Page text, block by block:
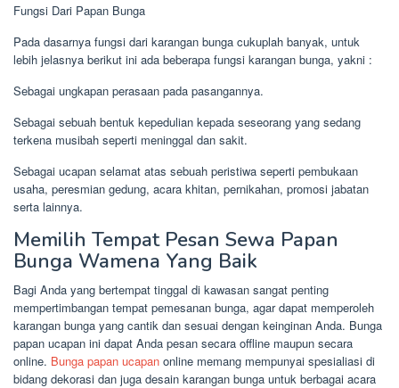
Fungsi Dari Papan Bunga
Pada dasarnya fungsi dari karangan bunga cukuplah banyak, untuk
lebih jelasnya berikut ini ada beberapa fungsi karangan bunga, yakni :
Sebagai ungkapan perasaan pada pasangannya.
Sebagai sebuah bentuk kepedulian kepada seseorang yang sedang
terkena musibah seperti meninggal dan sakit.
Sebagai ucapan selamat atas sebuah peristiwa seperti pembukaan
usaha, peresmian gedung, acara khitan, pernikahan, promosi jabatan
serta lainnya.
Memilih Tempat Pesan Sewa Papan
Bunga Wamena Yang Baik
Bagi Anda yang bertempat tinggal di kawasan sangat penting
mempertimbangan tempat pemesanan bunga, agar dapat memperoleh
karangan bunga yang cantik dan sesuai dengan keinginan Anda. Bunga
papan ucapan ini dapat Anda pesan secara offline maupun secara
online. Bunga papan ucapan online memang mempunyai spesialiasi di
bidang dekorasi dan juga desain karangan bunga untuk berbagai acara